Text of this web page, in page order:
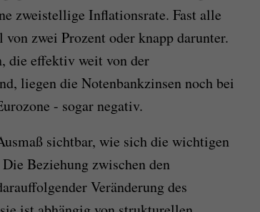
zweistellige Inflationsrate. Fast alle
zwei Prozent oder knapp darunter.
die effektiv weit von der
liegen die Notenbankzinsen noch bei
- sogar negativ.
sichtbar, wie sich die wichtigen
Beziehung zwischen den
Veränderung des